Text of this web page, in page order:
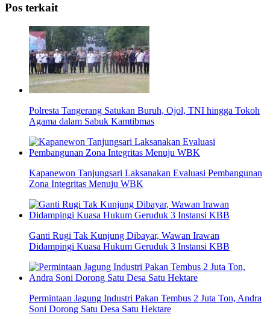
Pos terkait
Polresta Tangerang Satukan Buruh, Ojol, TNI hingga Tokoh
Agama dalam Sabuk Kamtibmas
Kapanewon Tanjungsari Laksanakan Evaluasi Pembangunan
Zona Integritas Menuju WBK
Ganti Rugi Tak Kunjung Dibayar, Wawan Irawan
Didampingi Kuasa Hukum Geruduk 3 Instansi KBB
Permintaan Jagung Industri Pakan Tembus 2 Juta Ton, Andra
Soni Dorong Satu Desa Satu Hektare